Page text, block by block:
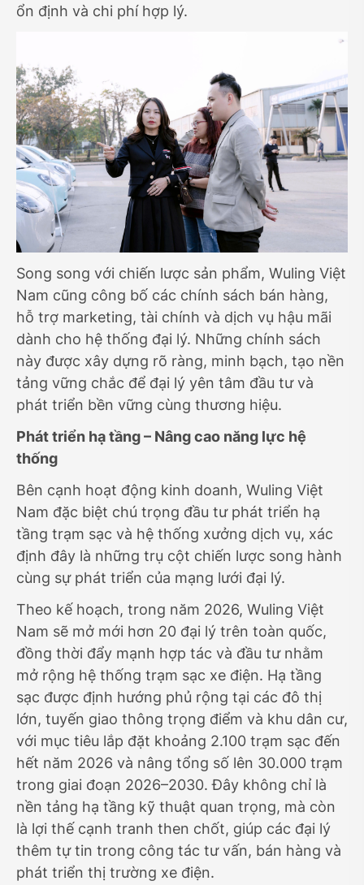
ổn định và chi phí hợp lý.
Song song với chiến lược sản phẩm, Wuling Việt
Nam cũng công bố các chính sách bán hàng,
hỗ trợ marketing, tài chính và dịch vụ hậu mãi
dành cho hệ thống đại lý. Những chính sách
này được xây dựng rõ ràng, minh bạch, tạo nền
tảng vững chắc để đại lý yên tâm đầu tư và
phát triển bền vững cùng thương hiệu.
Phát triển hạ tầng – Nâng cao năng lực hệ
thống
Bên cạnh hoạt động kinh doanh, Wuling Việt
Nam đặc biệt chú trọng đầu tư phát triển hạ
tầng trạm sạc và hệ thống xưởng dịch vụ, xác
định đây là những trụ cột chiến lược song hành
cùng sự phát triển của mạng lưới đại lý.
Theo kế hoạch, trong năm 2026, Wuling Việt
Nam sẽ mở mới hơn 20 đại lý trên toàn quốc,
đồng thời đẩy mạnh hợp tác và đầu tư nhằm
mở rộng hệ thống trạm sạc xe điện. Hạ tầng
sạc được định hướng phủ rộng tại các đô thị
lớn, tuyến giao thông trọng điểm và khu dân cư,
với mục tiêu lắp đặt khoảng 2.100 trạm sạc đến
hết năm 2026 và nâng tổng số lên 30.000 trạm
trong giai đoạn 2026–2030. Đây không chỉ là
nền tảng hạ tầng kỹ thuật quan trọng, mà còn
là lợi thế cạnh tranh then chốt, giúp các đại lý
thêm tự tin trong công tác tư vấn, bán hàng và
phát triển thị trường xe điện.